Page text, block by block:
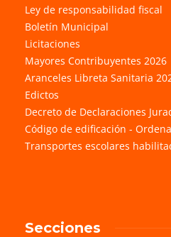
Ley de responsabilidad fiscal
Boletín Municipal
Licitaciones
Mayores Contribuyentes 2026
Aranceles Libreta Sanitaria
Edictos
Decreto de Declaraciones
Código de edificación -
Transportes escolares
Secciones